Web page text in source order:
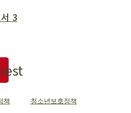
3
책 청소년보호정책